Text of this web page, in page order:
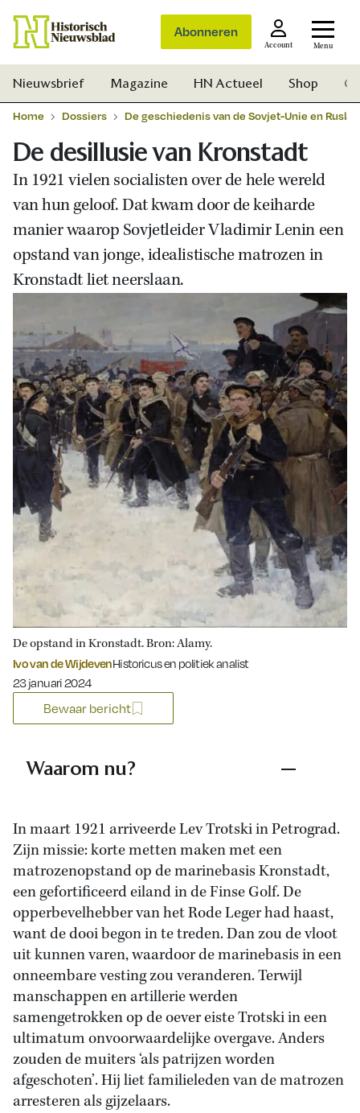
Abonneren
Account Menu
Zoek
Nieuwsbrief Magazine HN Actueel Shop
Home Dossiers De geschiedenis van de Sovjet-Unie en
De desillusie van Kronstadt
In 1921 vielen socialisten over de hele wereld
van hun geloof. Dat kwam door de keiharde
manier waarop Sovjetleider Vladimir Lenin een
opstand van jonge, idealistische matrozen in
Kronstadt liet neerslaan.
De opstand in Kronstadt. Bron: Alamy.
Ivo van de WijdevenHistoricus en politiek analist
Gepubliceerd op:
23 januari 2024
Bewaar bericht
Waarom nu?
In maart 1921 arriveerde Lev Trotski in Petrograd.
Zijn missie: korte metten maken met een
matrozenopstand op de marinebasis Kronstadt,
een gefortificeerd eiland in de Finse Golf. De
opperbevelhebber van het Rode Leger had haast,
want de dooi begon in te treden. Dan zou de vloot
uit kunnen varen, waardoor de marinebasis in een
onneembare vesting zou veranderen. Terwijl
manschappen en artillerie werden
samengetrokken op de oever eiste Trotski in een
ultimatum onvoorwaardelijke overgave. Anders
zouden de muiters ‘als patrijzen worden
afgeschoten’. Hij liet familieleden van de matrozen
arresteren als gijzelaars.